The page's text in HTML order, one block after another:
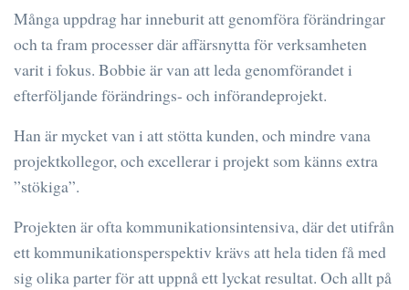
Många uppdrag har inneburit att genomföra förändringar
och ta fram processer där affärsnytta för verksamheten
varit i fokus. Bobbie är van att leda genomförandet i
efterföljande förändrings- och införandeprojekt.
Han är mycket van i att stötta kunden, och mindre vana
projektkollegor, och excellerar i projekt som känns extra
”stökiga”.
Projekten är ofta kommunikationsintensiva, där det utifrån
ett kommunikationsperspektiv krävs att hela tiden få med
sig olika parter för att uppnå ett lyckat resultat. Och allt på